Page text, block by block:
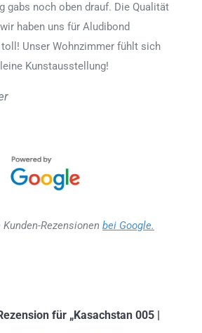
gabs noch oben drauf. Die Qualität
haben uns für Aludibond
Unser Wohnzimmer fühlt sich
Kunstausstellung!
Rezensionen bei Google.
für „Kasachstan 005 |